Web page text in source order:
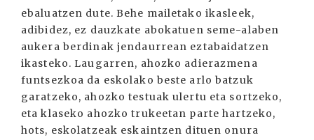
ebaluatzen dute. Behe mailetako ikasleek,
adibidez, ez dauzkate abokatuen seme-alaben
aukera berdinak jendaurrean eztabaidatzen
ikasteko. Laugarren, ahozko adierazmena
funtsezkoa da eskolako beste arlo batzuk
garatzeko, ahozko testuak ulertu eta sortzeko,
eta klaseko ahozko trukeetan parte hartzeko,
hots, eskolatzeak eskaintzen dituen onura